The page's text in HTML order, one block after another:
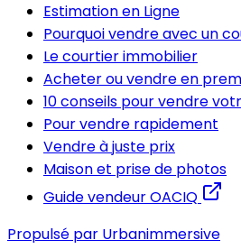
Estimation en Ligne
Pourquoi vendre avec un
Le courtier immobilier
Acheter ou vendre en
10 conseils pour vendre
Pour vendre rapidement
Vendre à juste prix
Maison et prise de photos
Guide vendeur OACIQ
Propulsé par Urbanimmersive